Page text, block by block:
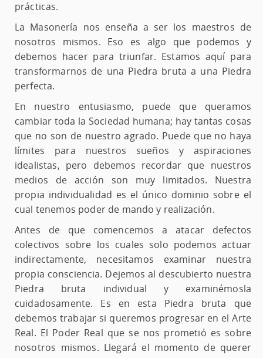
prácticas.
La Masonería nos enseña a ser los maestros de
nosotros mismos. Eso es algo que podemos y
debemos hacer para triunfar. Estamos aquí para
transformarnos de una Piedra bruta a una Piedra
perfecta.
En nuestro entusiasmo, puede que queramos
cambiar toda la Sociedad humana; hay tantas cosas
que no son de nuestro agrado. Puede que no haya
límites para nuestros sueños y aspiraciones
idealistas, pero debemos recordar que nuestros
medios de acción son muy limitados. Nuestra
propia individualidad es el único dominio sobre el
cual tenemos poder de mando y realización.
Antes de que comencemos a atacar defectos
colectivos sobre los cuales solo podemos actuar
indirectamente, necesitamos examinar nuestra
propia consciencia. Dejemos al descubierto nuestra
Piedra bruta individual y examinémosla
cuidadosamente. Es en esta Piedra bruta que
debemos trabajar si queremos progresar en el Arte
Real. El Poder Real que se nos prometió es sobre
nosotros mismos. Llegará el momento de querer